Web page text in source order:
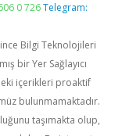
0 726 Telegram:
Bilgi Teknolojileri
bir Yer Sağlayıcı
içerikleri proaktif
bulunmamaktadır.
taşımakta olup,